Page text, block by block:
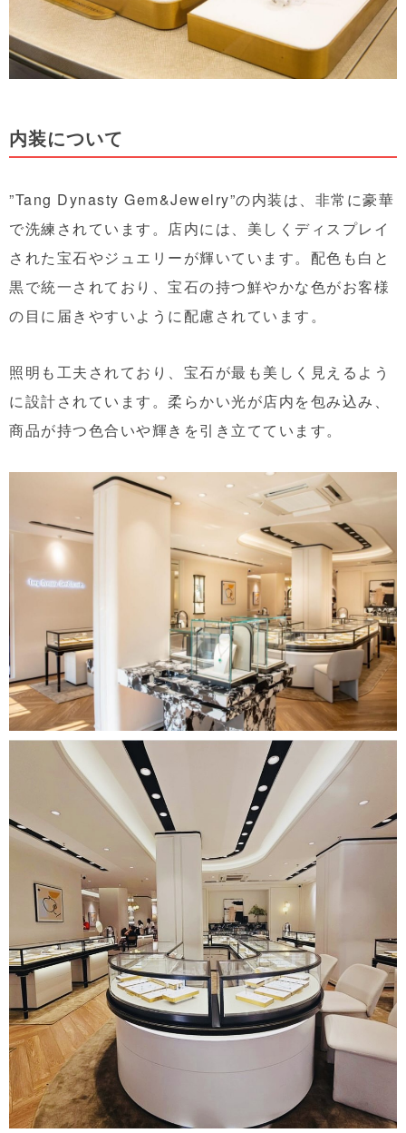
内装について
”Tang Dynasty Gem&Jewelry”の内装は、非常に豪華
で洗練されています。店内には、美しくディスプレイ
された宝石やジュエリーが輝いています。配色も白と
黒で統一されており、宝石の持つ鮮やかな色がお客様
の目に届きやすいように配慮されています。
照明も工夫されており、宝石が最も美しく見えるよう
に設計されています。柔らかい光が店内を包み込み、
商品が持つ色合いや輝きを引き立てています。